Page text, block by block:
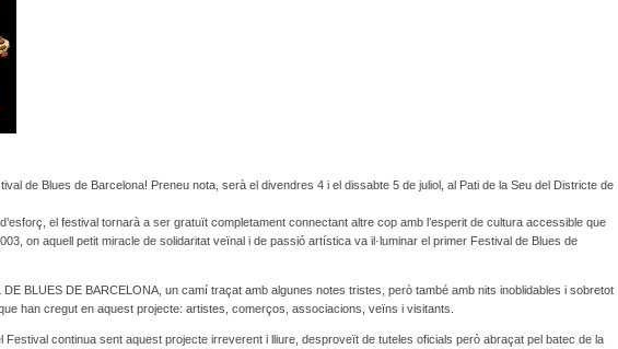
de Blues de Barcelona! Preneu nota, serà el divendres 4 i el dissabte 5 de juliol, al Pati de la Seu del Districte de
el festival tornarà a ser gratuït completament connectant altre cop amb l’esperit de cultura accessible que
on aquell petit miracle de solidaritat veïnal i de passió artística va il·luminar el primer Festival de Blues de
DE BLUES DE BARCELONA, un camí traçat amb algunes notes tristes, però també amb nits inoblidables i sobretot
han cregut en aquest projecte: artistes, comerços, associacions, veïns i visitants.
Festival continua sent aquest projecte irreverent i lliure, desproveït de tuteles oficials però abraçat pel batec de la